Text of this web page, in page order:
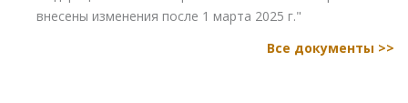
внесены изменения после 1 марта 2025 г."
Все документы >>